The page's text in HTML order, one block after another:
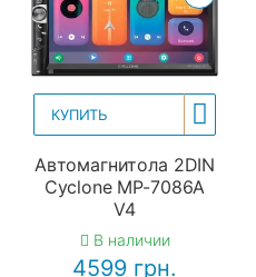
КУПИТЬ
Автомагнитола 2DIN
Cyclone MP-7086A
V4
В наличии
4599 грн.